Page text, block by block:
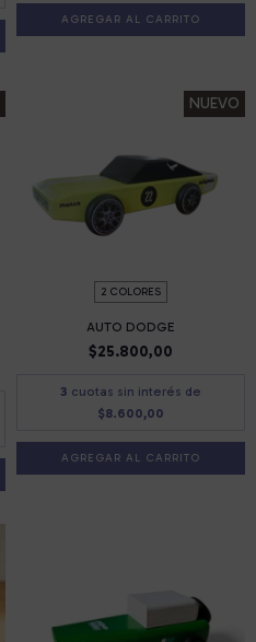
AGREGAR AL CARRITO
NUEVO
2 COLORES
AUTO DODGE
$25.800,00
3 cuotas sin interés de
$8.600,00
AGREGAR AL CARRITO